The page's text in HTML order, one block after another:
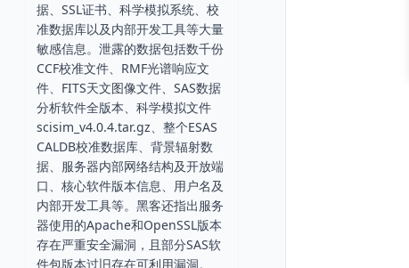
据、SSL证书、科学模拟系统、校
准数据库以及内部开发工具等大量
敏感信息。泄露的数据包括数千份
CCF校准文件、RMF光谱响应文
件、FITS天文图像文件、SAS数据
分析软件全版本、科学模拟文件
scisim_v4.0.4.tar.gz、整个ESAS
CALDB校准数据库、背景辐射数
据、服务器内部网络结构及开放端
口、核心软件版本信息、用户名及
内部开发工具等。黑客还指出服务
器使用的Apache和OpenSSL版本
存在严重安全漏洞，且部分SAS软
件包版本过旧存在可利用漏洞。